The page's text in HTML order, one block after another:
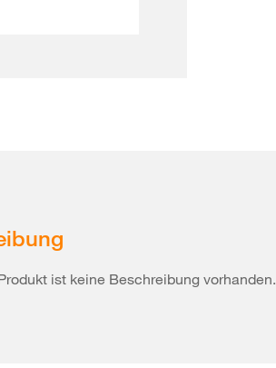
ist keine Beschreibung vorhanden.